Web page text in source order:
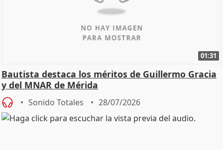
01:31
Bautista destaca los méritos de Guillermo Gracia
y del MNAR de Mérida
Sonido Totales 28/07/2026